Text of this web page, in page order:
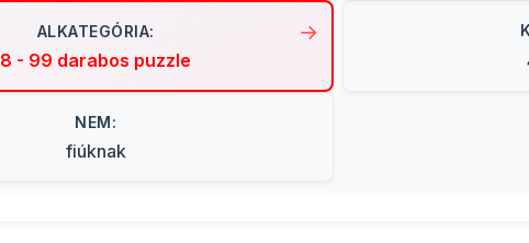
ALKATEGÓRIA:
8 - 99 darabos puzzle
NEM:
fiúknak